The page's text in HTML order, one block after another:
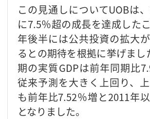
この見通しについてUOBは
に7.5％超の成長を達成した
年後半には公共投資の拡大
るとの期待を根拠に挙げまし
期の実質GDPは前年同期比
従来予測を大きく上回り、
も前年比7.52％増と2011年
となりました。